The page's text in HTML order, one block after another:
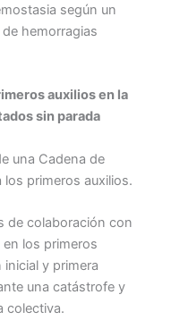
según un
hemorragias
auxilios en la
sin parada
una Cadena de
los primeros auxilios.
de colaboración con
los primeros
y primera
una catástrofe y
colectiva.